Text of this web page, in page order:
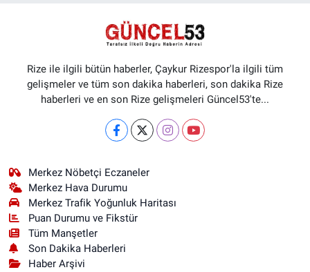
Rize ile ilgili bütün haberler, Çaykur Rizespor'la ilgili tüm
gelişmeler ve tüm son dakika haberleri, son dakika Rize
haberleri ve en son Rize gelişmeleri Güncel53'te...
Merkez Nöbetçi Eczaneler
Merkez Hava Durumu
Merkez Trafik Yoğunluk Haritası
Puan Durumu ve Fikstür
Tüm Manşetler
Son Dakika Haberleri
Haber Arşivi